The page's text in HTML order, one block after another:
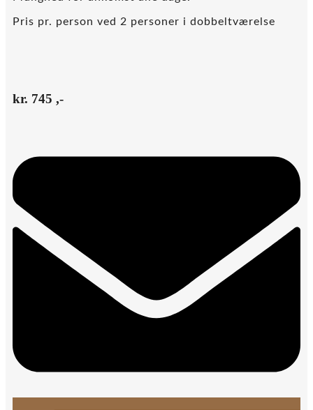
Pris pr. person ved 2 personer i dobbeltværelse
kr. 745 ,-